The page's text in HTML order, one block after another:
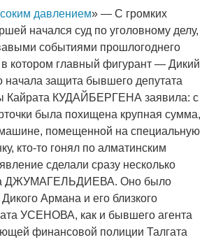
давлением» — С громких
начался суд по уголовному делу,
событиями прошлогоднего
котором главный фигурант — Дикий
защита бывшего депутата
Кайрата КУДАЙБЕРГЕНА заявила: c
была похищена крупная сумма,
помещенной на специальную
кто-то гонял по алматинским
сделали сразу несколько
ДЖУМАГЕЛЬДИЕВА. Оно было
Армана и его близкого
УСЕНОВА, как и бывшего агента
финансовой полиции Талгата